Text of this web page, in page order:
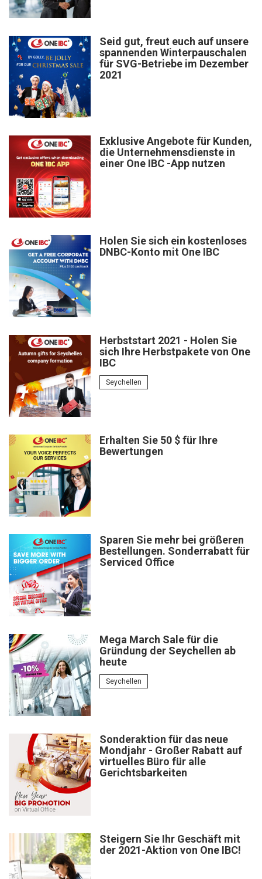
Seid gut, freut euch auf unsere
spannenden Winterpauschalen
für SVG-Betriebe im Dezember
2021
Exklusive Angebote für Kunden,
die Unternehmensdienste in
einer One IBC -App nutzen
Holen Sie sich ein kostenloses
DNBC-Konto mit One IBC
Herbststart 2021 - Holen Sie
sich Ihre Herbstpakete von One
IBC
Seychellen
Erhalten Sie 50 $ für Ihre
Bewertungen
Sparen Sie mehr bei größeren
Bestellungen. Sonderrabatt für
Serviced Office
Mega March Sale für die
Gründung der Seychellen ab
heute
Seychellen
Sonderaktion für das neue
Mondjahr - Großer Rabatt auf
virtuelles Büro für alle
Gerichtsbarkeiten
Steigern Sie Ihr Geschäft mit
der 2021-Aktion von One IBC!